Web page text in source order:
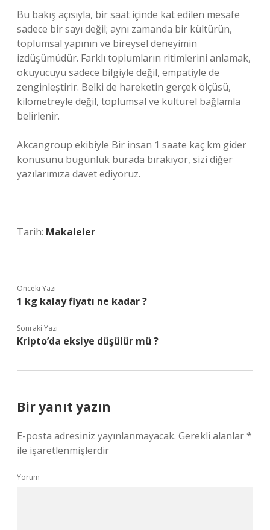
Bu bakış açısıyla, bir saat içinde kat edilen mesafe
sadece bir sayı değil; aynı zamanda bir kültürün,
toplumsal yapının ve bireysel deneyimin
izdüşümüdür. Farklı toplumların ritimlerini anlamak,
okuyucuyu sadece bilgiyle değil, empatiyle de
zenginleştirir. Belki de hareketin gerçek ölçüsü,
kilometreyle değil, toplumsal ve kültürel bağlamla
belirlenir.
Akcangroup ekibiyle Bir insan 1 saate kaç km gider
konusunu bugünlük burada bırakıyor, sizi diğer
yazılarımıza davet ediyoruz.
Tarih: Makaleler
Önceki Yazı
1 kg kalay fiyatı ne kadar ?
Sonraki Yazı
Kripto’da eksiye düşülür mü ?
Bir yanıt yazın
E-posta adresiniz yayınlanmayacak. Gerekli alanlar*
ile işaretlenmişlerdir
Yorum